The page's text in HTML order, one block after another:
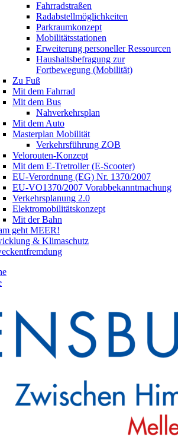
Fahrradstraßen
Radabstellmöglichkeiten
Parkraumkonzept
Mobilitätsstationen
Erweiterung personeller Ressourcen
Haushaltsbefragung zur
Fortbewegung (Mobilität)
Zu Fuß
Mit dem Fahrrad
Mit dem Bus
Nahverkehrsplan
Mit dem Auto
Masterplan Mobilität
Verkehrsführung ZOB
Velorouten-Konzept
Mit dem E-Tretroller (E-Scooter)
EU-Verordnung (EG) Nr. 1370/2007
EU-VO1370/2007 Vorabbekanntmachung
Verkehrsplanung 2.0
Elektromobilitätskonzept
Mit der Bahn
geht MEER!
& Klimaschutz